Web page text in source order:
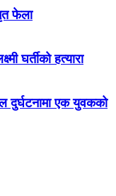
फेला
घर्तीको हत्यारा
दुर्घटनामा एक युवकको